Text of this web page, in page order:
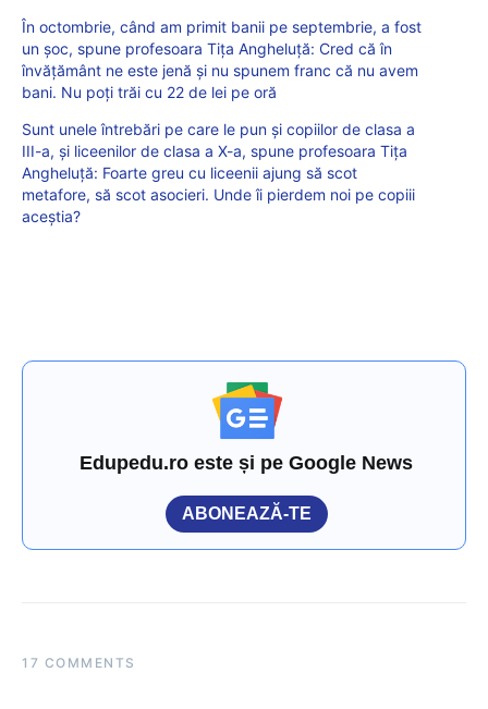
În octombrie, când am primit banii pe septembrie, a fost
un șoc, spune profesoara Tița Angheluță: Cred că în
învățământ ne este jenă și nu spunem franc că nu avem
bani. Nu poți trăi cu 22 de lei pe oră
Sunt unele întrebări pe care le pun și copiilor de clasa a
III-a, și liceenilor de clasa a X-a, spune profesoara Tița
Angheluță: Foarte greu cu liceenii ajung să scot
metafore, să scot asocieri. Unde îi pierdem noi pe copiii
aceștia?
Edupedu.ro este și pe Google News
ABONEAZĂ-TE
17 COMMENTS